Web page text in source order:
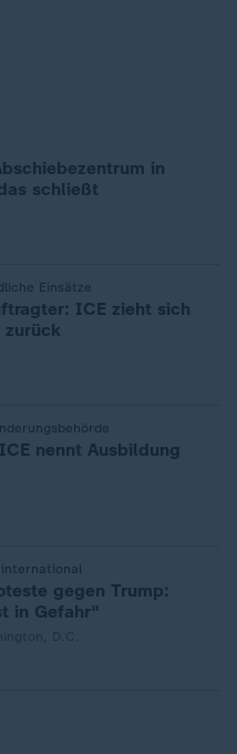
in
schließt
Einsätze
ICE zieht sich
zurück
nennt Ausbildung
gegen Trump:
in Gefahr"